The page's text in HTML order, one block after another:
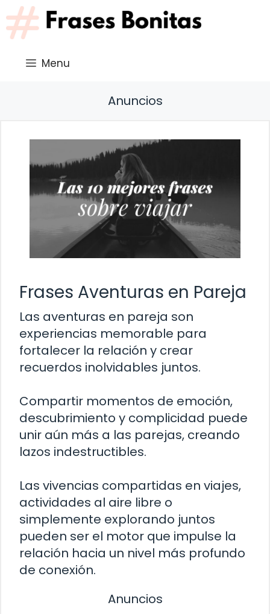
Saltar
al
contenido
Menu
Anuncios
Frases Aventuras en Pareja
Las aventuras en pareja son
experiencias memorable para
fortalecer la relación y crear
recuerdos inolvidables juntos.
Compartir momentos de emoción,
descubrimiento y complicidad puede
unir aún más a las parejas, creando
lazos indestructibles.
Las vivencias compartidas en viajes,
actividades al aire libre o
simplemente explorando juntos
pueden ser el motor que impulse la
relación hacia un nivel más profundo
de conexión.
Anuncios